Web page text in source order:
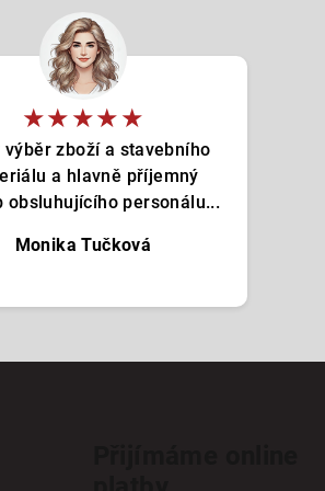
★★★★★
výběr zboží a stavebního
a hlavně příjemný
obsluhujícího personálu...
Monika Tučková